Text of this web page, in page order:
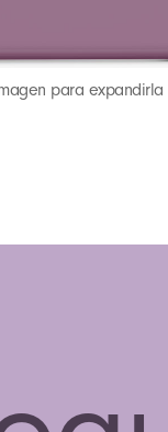
para expandirla